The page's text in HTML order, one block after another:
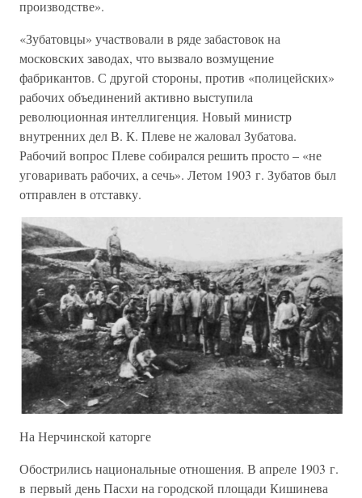
производстве».
«Зубатовцы» участвовали в ряде забастовок на
московских заводах, что вызвало возмущение
фабрикантов. С другой стороны, против «полицейских»
рабочих объединений активно выступила
революционная интеллигенция. Новый министр
внутренних дел В. К. Плеве не жаловал Зубатова.
Рабочий вопрос Плеве собирался решить просто – «не
уговаривать рабочих, а сечь». Летом 1903 г. Зубатов был
отправлен в отставку.
На Нерчинской каторге
Обострились национальные отношения. В апреле 1903 г.
в первый день Пасхи на городской площади Кишинева